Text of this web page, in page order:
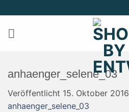
Inhalt
springen
anhaenger_selene_03
Veröffentlicht 15. Oktober 2016
anhaenger_selene_03